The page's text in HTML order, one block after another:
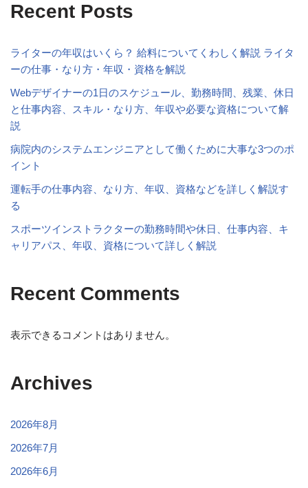
Recent Posts
ライターの年収はいくら？ 給料についてくわしく解説 ライタ
ーの仕事・なり方・年収・資格を解説
Webデザイナーの1日のスケジュール、勤務時間、残業、休日
と仕事内容、スキル・なり方、年収や必要な資格について解
説
病院内のシステムエンジニアとして働くために大事な3つのポ
イント
運転手の仕事内容、なり方、年収、資格などを詳しく解説す
る
スポーツインストラクターの勤務時間や休日、仕事内容、キ
ャリアパス、年収、資格について詳しく解説
Recent Comments
表示できるコメントはありません。
Archives
2026年8月
2026年7月
2026年6月